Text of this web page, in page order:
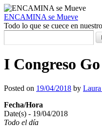
ENCAMINA se Mueve
Todo lo que se cuece en
I Congreso
Posted on 19/04/2018 by
Fecha/Hora
Date(s) - 19/04/2018
Todo el día